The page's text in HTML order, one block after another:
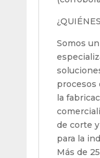
Somos
procesos
la
de corte
para la
Más de